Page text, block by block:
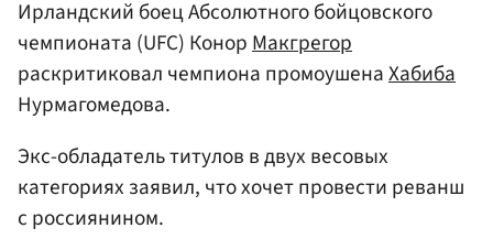
Ирландский боец Абсолютного бойцовского
чемпионата (UFC) КонорМакгрегор
раскритиковал чемпиона промоушенаХабиба
Нурмагомедова.
Экс-обладатель титулов в двух весовых
категориях заявил, что хочет провести реванш
с россиянином.